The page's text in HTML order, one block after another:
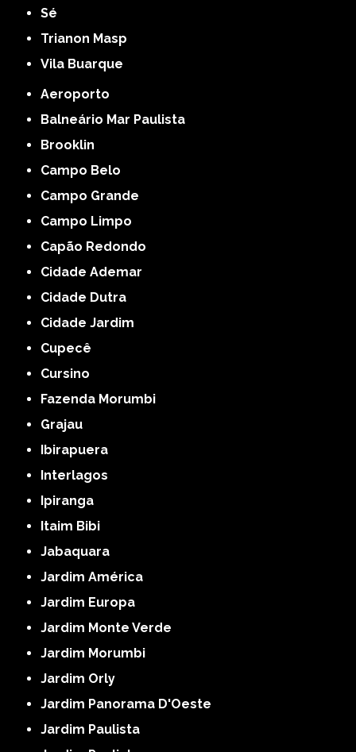
Sé
Trianon Masp
Vila Buarque
Aeroporto
Balneário Mar Paulista
Brooklin
Campo Belo
Campo Grande
Campo Limpo
Capão Redondo
Cidade Ademar
Cidade Dutra
Cidade Jardim
Cupecê
Cursino
Fazenda Morumbi
Grajau
Ibirapuera
Interlagos
Ipiranga
Itaim Bibi
Jabaquara
Jardim América
Jardim Europa
Jardim Monte Verde
Jardim Morumbi
Jardim Orly
Jardim Panorama D'Oeste
Jardim Paulista